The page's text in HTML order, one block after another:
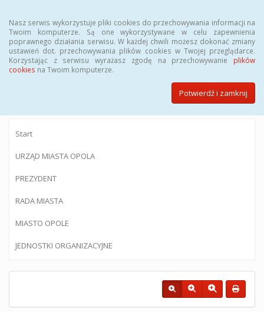
Nasz serwis wykorzystuje pliki cookies do przechowywania informacji na
Twoim komputerze. Są one wykorzystywane w celu zapewnienia
poprawnego działania serwisu. W każdej chwili możesz dokonać zmiany
ustawień dot. przechowywania plików cookies w Twojej przeglądarce.
Korzystając z serwisu wyrażasz zgodę na przechowywanie plików
cookies na Twoim komputerze.
Potwierdź i zamknij
BIULETYN INFORMACJI PUBLICZNEJ
Urzędu Miasta Opola
Start
URZĄD MIASTA OPOLA
PREZYDENT
RADA MIASTA
MIASTO OPOLE
JEDNOSTKI ORGANIZACYJNE